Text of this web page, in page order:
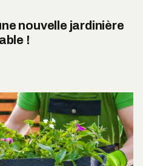
nouvelle jardinière
!